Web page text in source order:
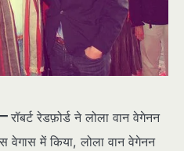
रॉबर्ट रेडफ़ोर्ड ने लोला वान वेगेनन
में किया, लोला वान वेगेनन